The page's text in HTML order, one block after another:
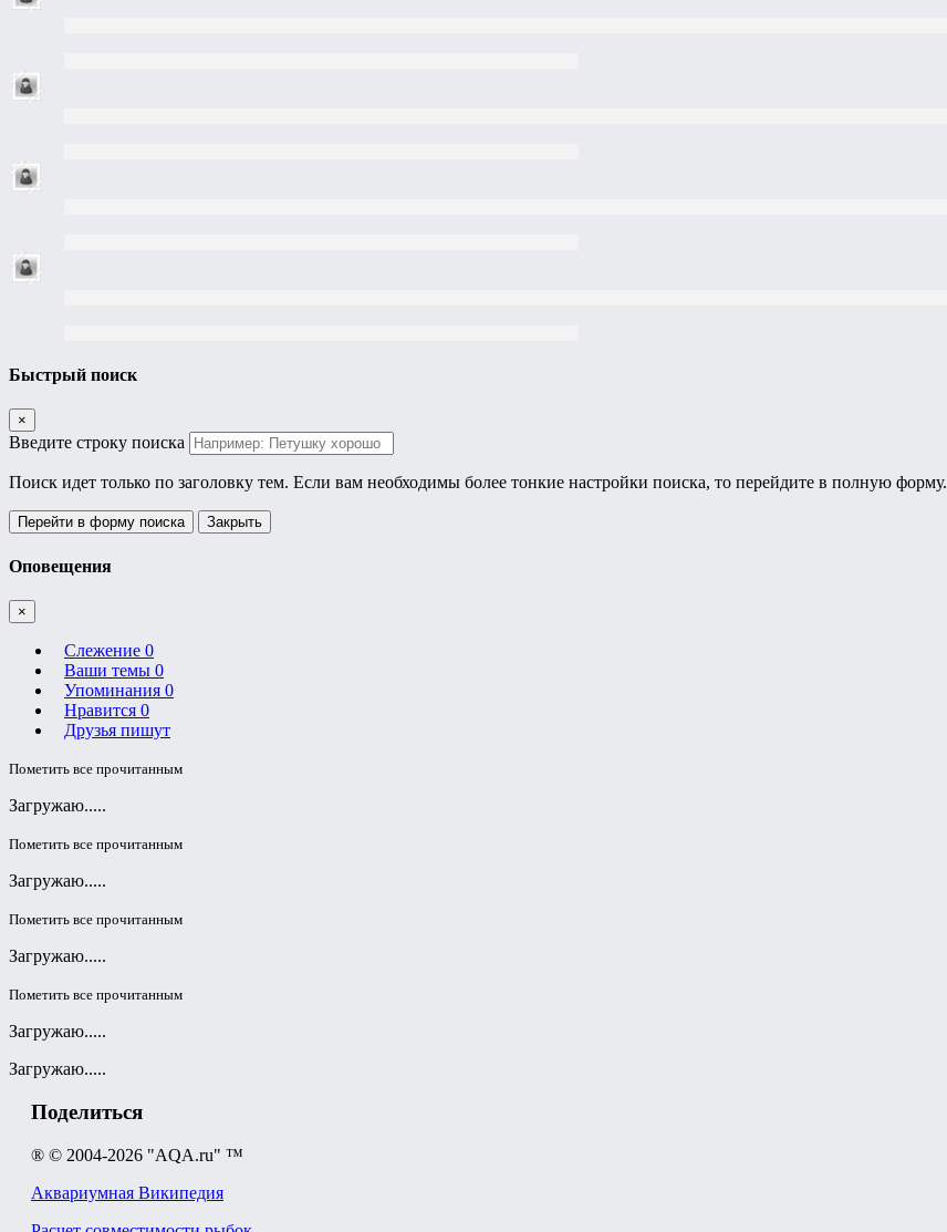
Быстрый поиск
×
Введите строку поиска
Поиск идет только по заголовку тем. Если вам необходимы более тонкие настройки поиска, то перейдите в полную форму.
Перейти в форму поиска Закрыть
Оповещения
×
Слежение 0
Ваши темы 0
Упоминания 0
Нравится 0
Друзья пишут
Пометить все прочитанным
Загружаю.....
Пометить все прочитанным
Загружаю.....
Пометить все прочитанным
Загружаю.....
Пометить все прочитанным
Загружаю.....
Загружаю.....
Поделиться
® © 2004-2026 "AQA.ru" ™
Аквариумная Википедия